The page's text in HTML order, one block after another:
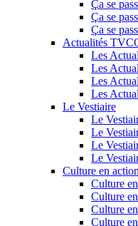
Ça se
Ça se
Ça se
Actualités
Les
Les
Les
Les
Le Vestiaire
Le
Le
Le
Le
Culture en action
Culture
Culture
Culture
Culture